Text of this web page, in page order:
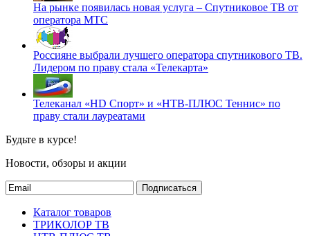
На рынке появилась новая услуга – Спутниковое ТВ от
оператора МТС
Россияне выбрали лучшего оператора спутникового ТВ.
Лидером по праву стала «Телекарта»
Телеканал «HD Спорт» и «НТВ-ПЛЮС Теннис» по
праву стали лауреатами
Будьте в курсе!
Новости, обзоры и акции
Подписаться
Каталог товаров
ТРИКОЛОР ТВ